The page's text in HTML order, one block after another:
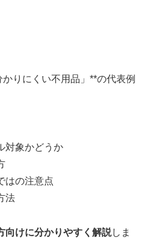
りにくい不用品」**の代表例
対象かどうか
はの注意点
法
向けに分かりやすく解説しま